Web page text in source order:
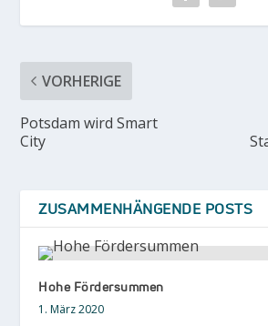
VORHERIGE
Potsdam wird Smart
City
ZUSAMMENHÄNGENDE POSTS
Hohe Fördersummen
1. März 2020